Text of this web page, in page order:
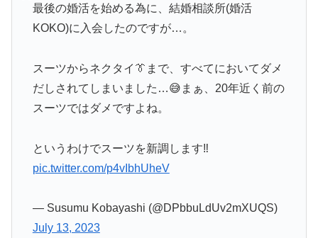
最後の婚活を始める為に、結婚相談所(婚活
KOKO)に入会したのですが…。
スーツからネクタイ👔まで、すべてにおいてダメ
だしされてしまいました…😅まぁ、20年近く前の
スーツではダメですよね。
というわけでスーツを新調します‼️
pic.twitter.com/p4vIbhUheV
— Susumu Kobayashi (@DPbbuLdUv2mXUQS)
July 13, 2023